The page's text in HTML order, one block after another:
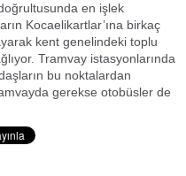
en işlek
Kocaelikartlar’ına birkaç
kent genelindeki toplu
Tramvay istasyonlarında
bu noktalardan
gerekse otobüsler de